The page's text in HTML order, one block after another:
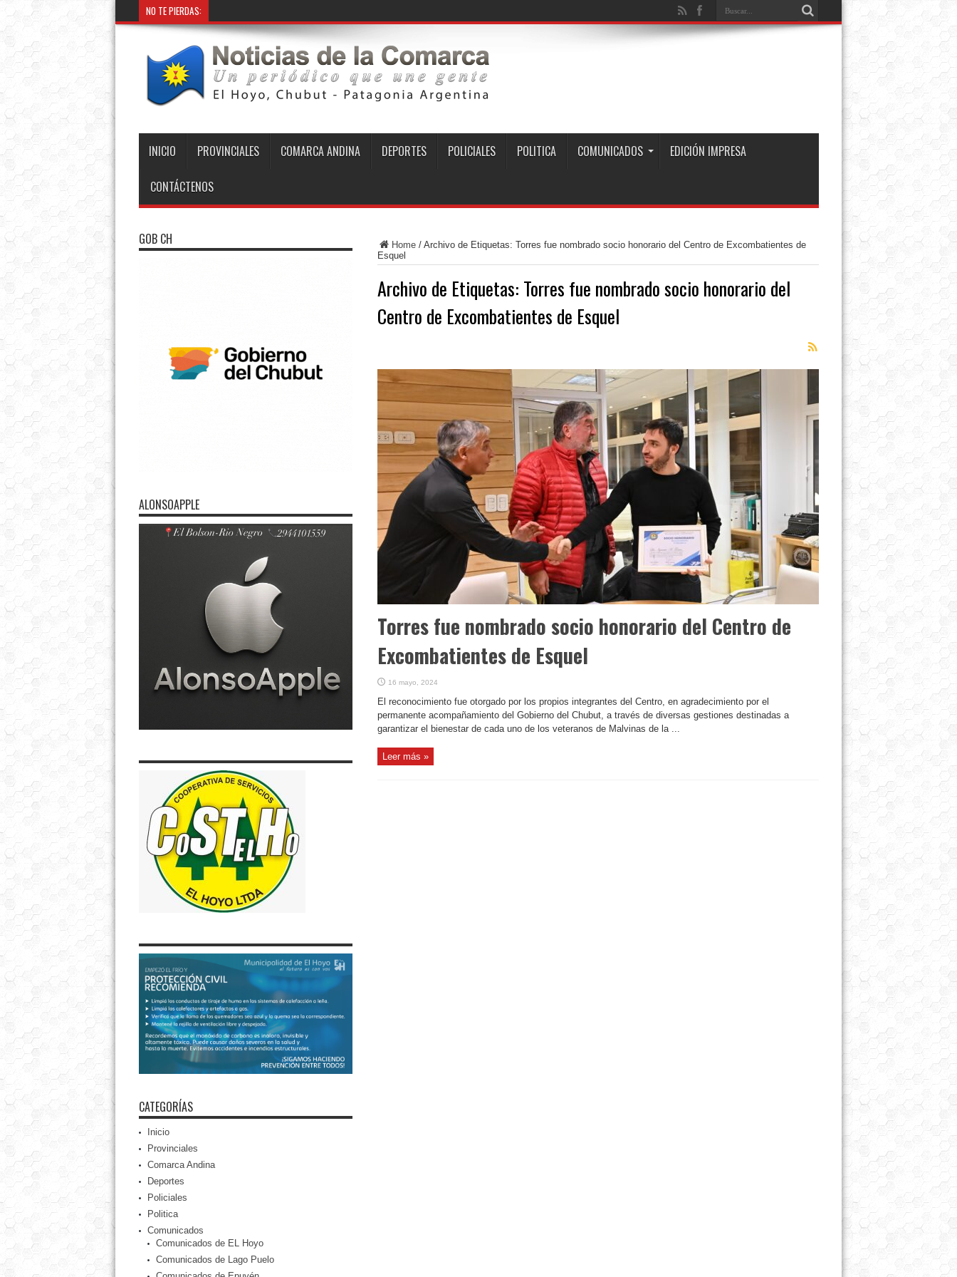
NO TE PIERDAS:
INICIO PROVINCIALES COMARCA ANDINA DEPORTES POLICIALES POLITICA COMUNICADOS EDICIÓN IMPRESA
CONTÁCTENOS
Home/ Archivo de Etiquetas: Torres fue nombrado socio honorario del Centro de Excombatientes de
Esquel
Archivo de Etiquetas: Torres fue nombrado socio honorario del
Centro de Excombatientes de Esquel
Torres fue nombrado socio honorario del Centro de
Excombatientes de Esquel
16 mayo, 2024
El reconocimiento fue otorgado por los propios integrantes del Centro, en agradecimiento por el
permanente acompañamiento del Gobierno del Chubut, a través de diversas gestiones destinadas a
garantizar el bienestar de cada uno de los veteranos de Malvinas de la ...
Leer más »
GOB CH
ALONSOAPPLE
CATEGORÍAS
Inicio
Provinciales
Comarca Andina
Deportes
Policiales
Politica
Comunicados
Comunicados de EL Hoyo
Comunicados de Lago Puelo